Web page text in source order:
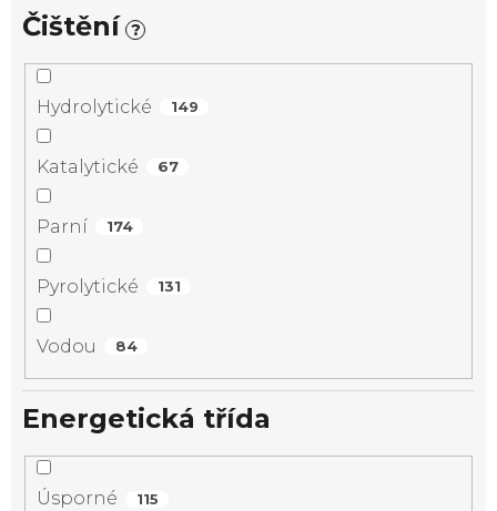
Čištění ?
Hydrolytické 149
Katalytické 67
Parní 174
Pyrolytické 131
Vodou 84
Energetická třída
Úsporné 115